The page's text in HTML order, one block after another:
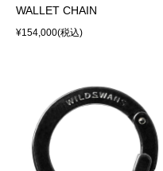
WALLET CHAIN
¥154,000(税込)